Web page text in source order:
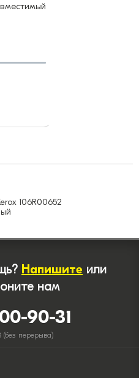
106R00652
Напишите или
нам
90-31
(без перерыва)